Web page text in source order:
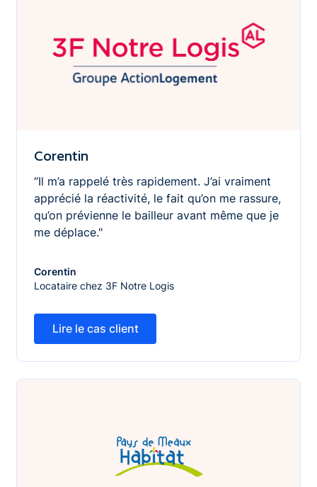
Corentin
“Il m’a rappelé très rapidement. J’ai vraiment
apprécié la réactivité, le fait qu’on me rassure,
qu’on prévienne le bailleur avant même que je
me déplace."
Corentin
Locataire chez 3F Notre Logis
Lire le cas client
Lire le cas client